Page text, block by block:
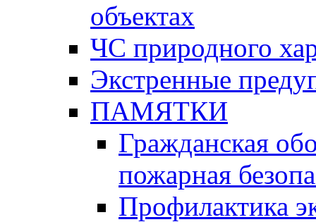
объектах
ЧС природного
Экстренные
ПАМЯТКИ
Гражданская
пожарная
Профилактика